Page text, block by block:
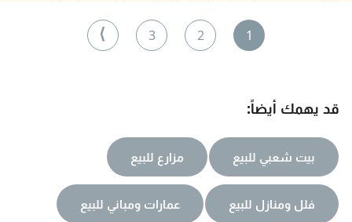
1
2
3
⟩
قد يهمك أيضاً:
بيت شعبي للبيع مزارع للبيع
فلل ومنازل للبيع عمارات ومباني للبيع